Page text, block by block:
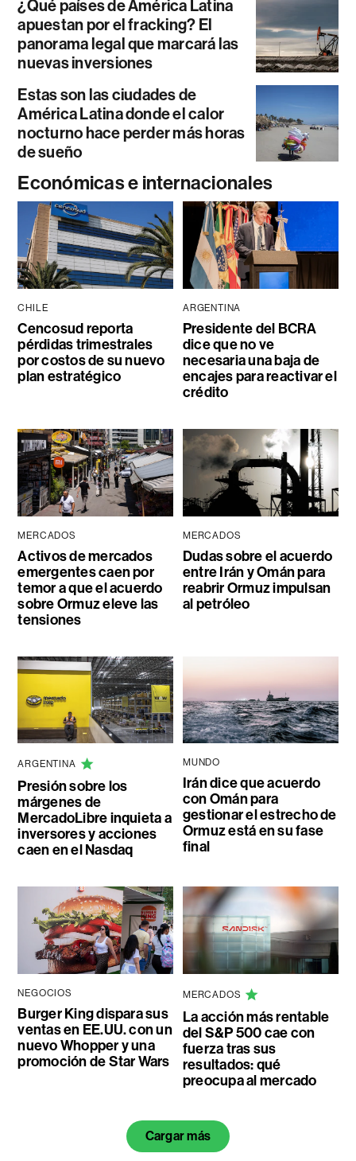
¿Qué países de América Latina
apuestan por el fracking? El
panorama legal que marcará las
nuevas inversiones
Estas son las ciudades de
América Latina donde el calor
nocturno hace perder más horas
de sueño
Económicas e internacionales
CHILE
Cencosud reporta
pérdidas trimestrales
por costos de su nuevo
plan estratégico
ARGENTINA
Presidente del BCRA
dice que no ve
necesaria una baja de
encajes para reactivar el
crédito
MERCADOS
Activos de mercados
emergentes caen por
temor a que el acuerdo
sobre Ormuz eleve las
tensiones
MERCADOS
Dudas sobre el acuerdo
entre Irán y Omán para
reabrir Ormuz impulsan
al petróleo
ARGENTINA
Presión sobre los
márgenes de
MercadoLibre inquieta a
inversores y acciones
caen en el Nasdaq
MUNDO
Irán dice que acuerdo
con Omán para
gestionar el estrecho de
Ormuz está en su fase
final
NEGOCIOS
Burger King dispara sus
ventas en EE.UU. con un
nuevo Whopper y una
promoción de Star Wars
MERCADOS
La acción más rentable
del S&P 500 cae con
fuerza tras sus
resultados: qué
preocupa al mercado
Cargar más